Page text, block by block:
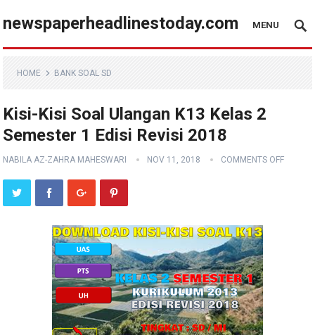
newspaperheadlinestoday.com MENU
HOME BANK SOAL SD
Kisi-Kisi Soal Ulangan K13 Kelas 2
Semester 1 Edisi Revisi 2018
NABILA AZ-ZAHRA MAHESWARI NOV 11, 2018 COMMENTS OFF